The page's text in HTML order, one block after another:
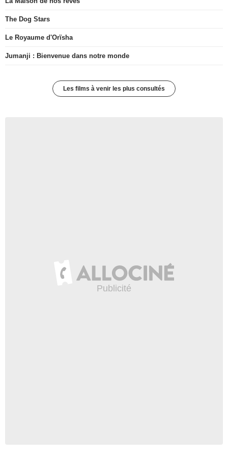
The Dog Stars
Le Royaume d'Orïsha
Jumanji : Bienvenue dans notre monde
Les films à venir les plus consultés